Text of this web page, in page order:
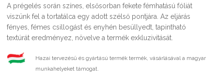
A prégelés során színes, elsősorban fekete fémhatású fóliát
viszünk fel a tortatálca egy adott szélső pontjára. Az eljárás
fényes, fémes csillogást és enyhén besüllyedt, tapintható
textúrát eredményez, növelve a termék exkluzivitását.
Hazai tervezésű és gyártású termék termék, vásárlásával a magyar
munkahelyeket támogat.